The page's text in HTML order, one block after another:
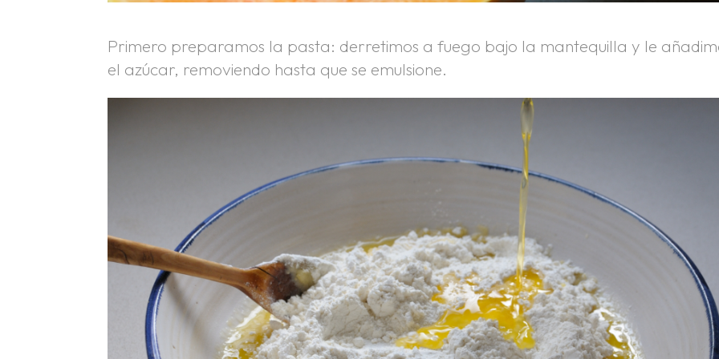
Primero preparamos la pasta: derretimos a fuego bajo la mantequilla y le
el azúcar, removiendo hasta que se emulsione.